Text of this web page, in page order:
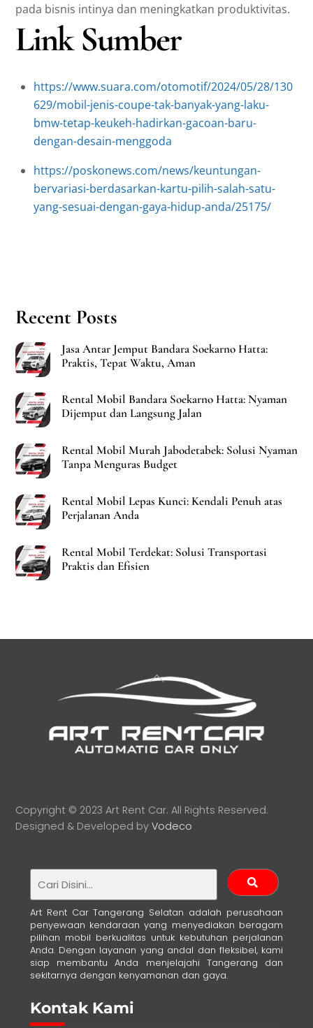
pada bisnis intinya dan meningkatkan produktivitas.
Link Sumber
https://www.suara.com/otomotif/2024/05/28/130
629/mobil-jenis-coupe-tak-banyak-yang-laku-
bmw-tetap-keukeh-hadirkan-gacoan-baru-
dengan-desain-menggoda
https://poskonews.com/news/keuntungan-
bervariasi-berdasarkan-kartu-pilih-salah-satu-
yang-sesuai-dengan-gaya-hidup-anda/25175/
Recent Posts
Jasa Antar Jemput Bandara Soekarno Hatta:
Praktis, Tepat Waktu, Aman
Rental Mobil Bandara Soekarno Hatta: Nyaman
Dijemput dan Langsung Jalan
Rental Mobil Murah Jabodetabek: Solusi Nyaman
Tanpa Menguras Budget
Rental Mobil Lepas Kunci: Kendali Penuh atas
Perjalanan Anda
Rental Mobil Terdekat: Solusi Transportasi
Praktis dan Efisien
Back
To
Copyright © 2023 Art Rent Car. All Rights Reserved.
Designed & Developed byVodeco
Art Rent Car Tangerang Selatan adalah perusahaan
penyewaan kendaraan yang menyediakan beragam
pilihan mobil berkualitas untuk kebutuhan perjalanan
Anda. Dengan layanan yang andal dan fleksibel, kami
siap membantu Anda menjelajahi Tangerang dan
sekitarnya dengan kenyamanan dan gaya.
Kontak Kami